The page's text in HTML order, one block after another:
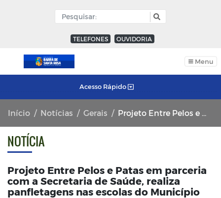
TELEFONES OUVIDORIA
Menu
Acesso Rápido
Início Notícias Gerais Projeto Entre Pelos e Patas em parceria com a Secretaria de Saúde, realiza panfletagens nas escolas do Município
NOTÍCIA
Projeto Entre Pelos e Patas em parceria
com a Secretaria de Saúde, realiza
panfletagens nas escolas do Município